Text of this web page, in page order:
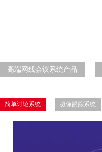
高端网线会议系统产品
简单讨论系统 摄像跟踪系统